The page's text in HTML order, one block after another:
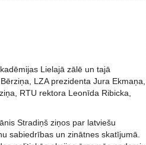
Lielajā zālē un tajā
LZA prezidenta Jura Ekmaņa,
RTU rektora Leonīda Ribicka,
Stradiņš ziņos par latviešu
sabiedrības un zinātnes skatījumā.